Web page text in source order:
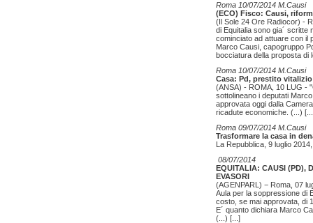
Roma 10/07/2014 M.Causi
(ECO) Fisco: Causi,
(Il Sole 24 Ore Radiocor) -
di Equitalia sono gia´ scritte
cominciato ad attuare con il
Marco Causi, capogruppo
bocciatura della proposta di
Roma 10/07/2014 M.Causi
Casa: Pd, prestito
(ANSA) - ROMA, 10 LUG -
sottolineano i deputati
approvata oggi dalla
ricadute economiche. (...)
Roma 09/07/2014 M.Causi
Trasformare la casa in
La Repubblica, 9 luglio
08/07/2014
EQUITALIA: CAUSI (PD),
EVASORI
(AGENPARL) − Roma, 07
Aula per la soppressione di
costo, se mai approvata, di
E´ quanto dichiara Marco
(...) [...]